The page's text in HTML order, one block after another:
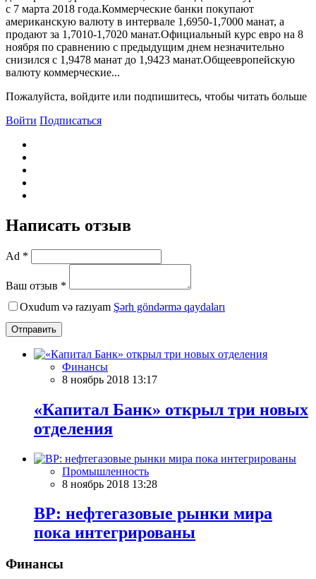
с 7 марта 2018 года.Коммерческие банки покупают
американскую валюту в интервале 1,6950-1,7000 манат, а
продают за 1,7010-1,7020 манат.Официальный курс евро на 8
ноября по сравнению с предыдущим днем незначительно
снизился с 1,9478 манат до 1,9423 манат.Общеевропейскую
валюту коммерческие...
Пожалуйста, войдите или подпишитесь, чтобы читать больше
Войти Подписаться
Написать отзыв
Ad *
Ваш отзыв *
Oxudum və razıyam Şərh göndərmə qaydaları
Отправить
Финансы
8 ноябрь 2018 13:17
«Капитал Банк» открыл три новых
отделения
Промышленность
8 ноябрь 2018 13:28
BP: нефтегазовые рынки мира
пока интегрированы
Финансы